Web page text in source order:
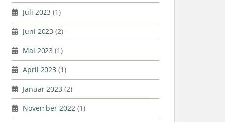
Juli 2023 (1)
Juni 2023 (2)
Mai 2023 (1)
April 2023 (1)
Januar 2023 (2)
November 2022 (1)